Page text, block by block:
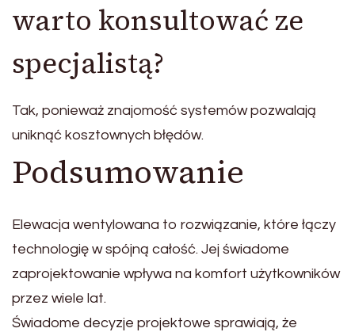
warto konsultować ze
specjalistą?
Tak, ponieważ znajomość systemów pozwalają
uniknąć kosztownych błędów.
Podsumowanie
Elewacja wentylowana to rozwiązanie, które łączy
technologię w spójną całość. Jej świadome
zaprojektowanie wpływa na komfort użytkowników
przez wiele lat.
Świadome decyzje projektowe sprawiają, że